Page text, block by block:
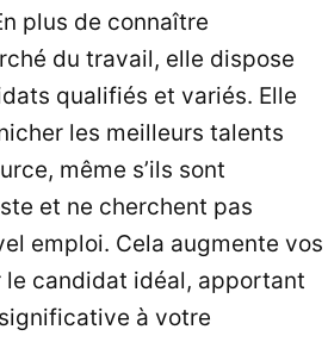
plus de connaître
du travail, elle dispose
qualifiés et variés. Elle
les meilleurs talents
même s’ils sont
et ne cherchent pas
emploi. Cela augmente vos
le candidat idéal, apportant
à votre